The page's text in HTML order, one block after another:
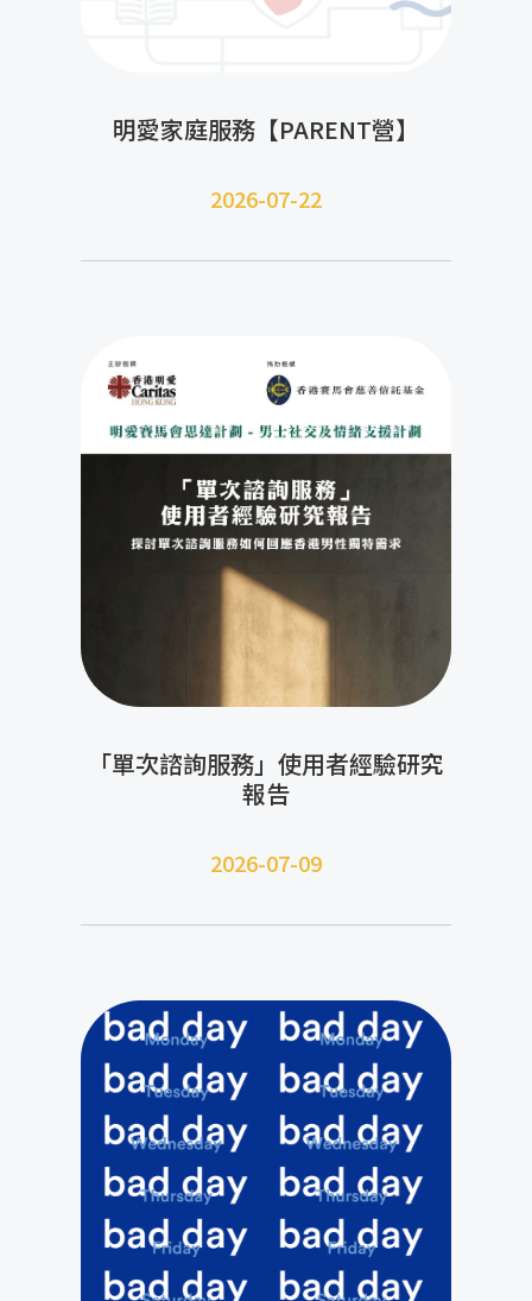
明愛家庭服務【PARENT營】
2026-07-22
「單次諮詢服務」使用者經驗研究
報告
2026-07-09